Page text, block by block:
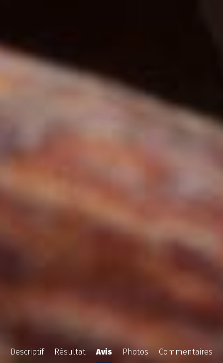
Descriptif Résultat Avis Photos Commentaires